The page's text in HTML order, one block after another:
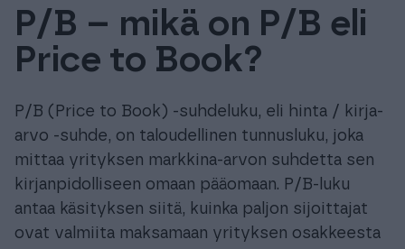
Tuki & Koulutus
Tilaa Procountor
P/B – mikä on P/B eli
Price to Book?
P/B (Price to Book) -suhdeluku, eli hinta / kirja-
arvo -suhde, on taloudellinen tunnusluku, joka
mittaa yrityksen markkina-arvon suhdetta sen
kirjanpidolliseen omaan pääomaan. P/B-luku
antaa käsityksen siitä, kuinka paljon sijoittajat
ovat valmiita maksamaan yrityksen osakkeesta